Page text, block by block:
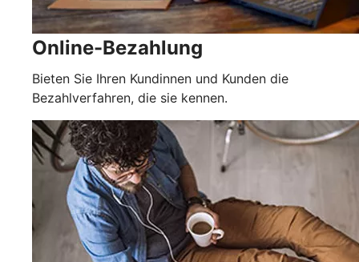
Online-Bezahlung
Bieten Sie Ihren Kundinnen und Kunden die
Bezahlverfahren, die sie kennen.